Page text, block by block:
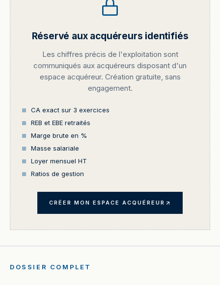
Réservé aux acquéreurs identifiés
Les chiffres précis de l'exploitation sont
communiqués aux acquéreurs disposant d'un
espace acquéreur. Création gratuite, sans
engagement.
CA exact sur 3 exercices
REB et EBE retraités
Marge brute en %
Masse salariale
Loyer mensuel HT
Ratios de gestion
CRÉER MON ESPACE ACQUÉREUR
DOSSIER COMPLET